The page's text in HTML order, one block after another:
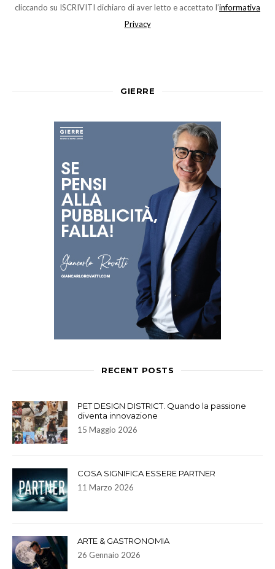
cliccando su ISCRIVITI dichiaro di aver letto e accettato l’informativa
Privacy
GIERRE
RECENT POSTS
PET DESIGN DISTRICT. Quando la passione
diventa innovazione
15 Maggio 2026
COSA SIGNIFICA ESSERE PARTNER
11 Marzo 2026
ARTE & GASTRONOMIA
26 Gennaio 2026